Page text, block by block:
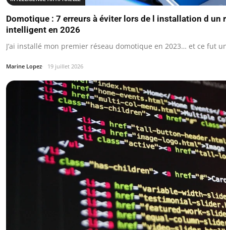
Domotique : 7 erreurs à éviter lors de l installation d un
intelligent en 2026
J’ai installé mon premier réseau domotique en 2023… et ce fut
Marine Lopez 19 juillet 2026